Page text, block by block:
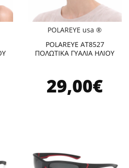
POLAREYE usa ®
POLAREYE AT8527
ΠΟΛΩΤΙΚΑ ΓΥΑΛΙΑ ΗΛΙΟΥ
29,00€